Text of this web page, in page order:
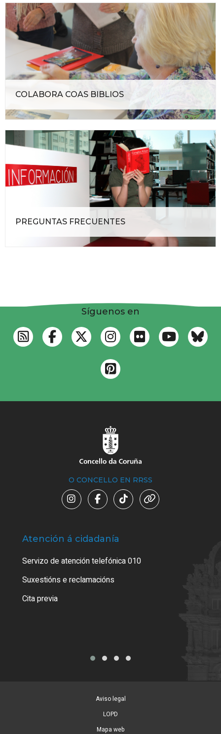
COLABORA COAS BIBLIOS
PREGUNTAS FRECUENTES
Síguenos en
O CONCELLO EN RRSS
Atención á cidadanía
Servizo de atención telefónica 010
Suxestións e reclamacións
Cita previa
Aviso legal
LOPD
Mapa web